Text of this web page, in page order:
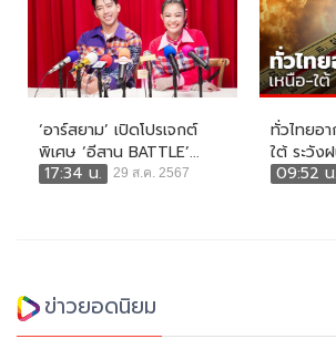
‘อาร์สยาม’ เปิดโปรเจกต์
พิเศษ ‘อีสาน BATTLE’...
17:34 น.
29 ส.ค. 2567
ทั่วไทยอ
ใต้ ระวัง
09:52 น.
ข่าวยอดนิยม